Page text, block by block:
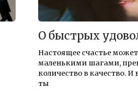
О быстрых
Настоящее счастье
маленькими шагами,
количество в качество.
ты